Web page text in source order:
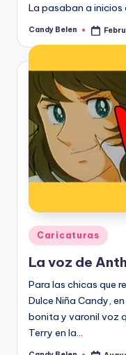
La pasaban a inicios
Posted
Candy Belen
Posted
Caricaturas
La voz de
Para las chicas que
Dulce Niña Candy,
bonita y varonil voz
Terry en la…